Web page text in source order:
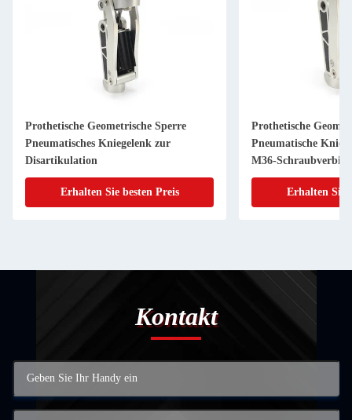
Prothetische Geometrische Sperre
Pneumatisches Kniegelenk zur
Disartikulation
Erhalten Sie besten Preis
Prothetische
Pneumatische
M36-
Erhalten Sie
Kontakt